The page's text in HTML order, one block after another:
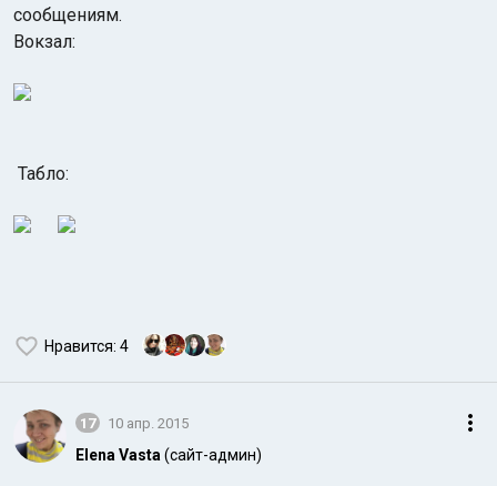
сообщениям.
Вокзал:
Табло:
Нравится: 4
17 10 апр. 2015
Elena Vasta (сайт-админ)